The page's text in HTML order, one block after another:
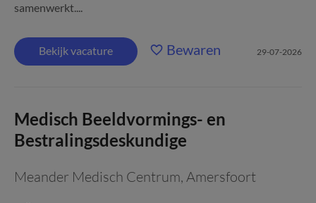
samenwerkt....
Bekijk vacature Bewaren 29-07-2026
Medisch Beeldvormings- en
Bestralingsdeskundige
Meander Medisch Centrum, Amersfoort